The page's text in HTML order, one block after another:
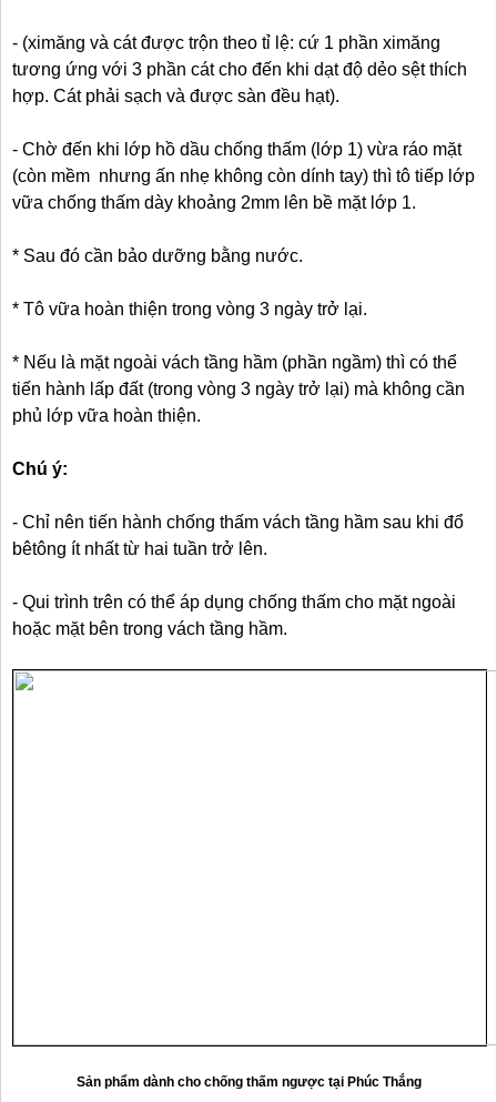
- (ximăng và cát được trộn theo tỉ lệ: cứ 1 phần ximăng
tương ứng với 3 phần cát cho đến khi dạt độ dẻo sệt thích
hợp. Cát phải sạch và được sàn đều hạt).
- Chờ đến khi lớp hồ dầu chống thấm (lớp 1) vừa ráo mặt
(còn mềm nhưng ấn nhẹ không còn dính tay) thì tô tiếp lớp
vữa chống thấm dày khoảng 2mm lên bề mặt lớp 1.
* Sau đó cần bảo dưỡng bằng nước.
* Tô vữa hoàn thiện trong vòng 3 ngày trở lại.
* Nếu là mặt ngoài vách tầng hầm (phần ngầm) thì có thể
tiến hành lấp đất (trong vòng 3 ngày trở lại) mà không cần
phủ lớp vữa hoàn thiện.
Chú ý:
- Chỉ nên tiến hành chống thấm vách tầng hầm sau khi đổ
bêtông ít nhất từ hai tuần trở lên.
- Qui trình trên có thể áp dụng chống thấm cho mặt ngoài
hoặc mặt bên trong vách tầng hầm.
Sản phẩm dành cho chống thấm ngược tại Phúc Thắng